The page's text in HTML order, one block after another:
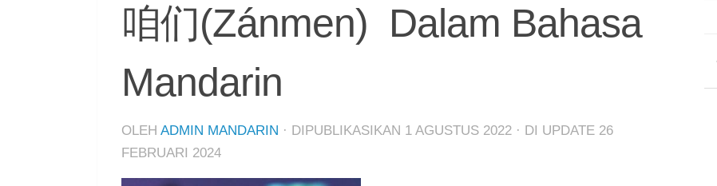
咱们(Zánmen) Dalam Bahasa
Mandarin
OLEH ADMIN MANDARIN · DIPUBLIKASIKAN 1 AGUSTUS 2022 · DI UPDATE 26
FEBRUARI 2024